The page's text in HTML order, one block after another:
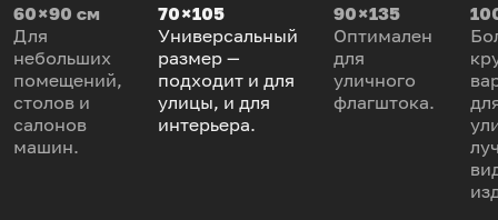
60 × 90 см
Для
небольших
помещений,
столов и
салонов
машин.
70 × 105
Универсальный
размер —
подходит и для
улицы, и для
интерьера.
90 × 135
Оптимален
для
уличного
флагштока.